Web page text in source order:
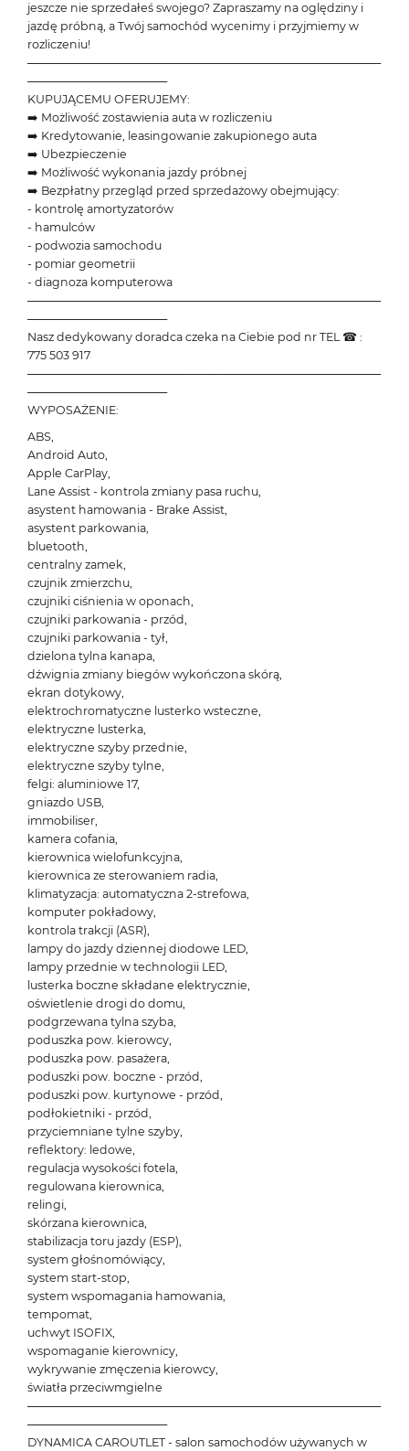
jeszcze nie sprzedałeś swojego? Zapraszamy na oględziny i
jazdę próbną, a Twój samochód wycenimy i przyjmiemy w
rozliczeniu!
───────────────────────────────────────────
─────────────────
KUPUJĄCEMU OFERUJEMY:
➡️ Możliwość zostawienia auta w rozliczeniu
➡️ Kredytowanie, leasingowanie zakupionego auta
➡️ Ubezpieczenie
➡️ Możliwość wykonania jazdy próbnej
➡️ Bezpłatny przegląd przed sprzedażowy obejmujący:
- kontrolę amortyzatorów
- hamulców
- podwozia samochodu
- pomiar geometrii
- diagnoza komputerowa
───────────────────────────────────────────
─────────────────
Nasz dedykowany doradca czeka na Ciebie pod nr TEL ☎ :
775 503 917
───────────────────────────────────────────
─────────────────
WYPOSAŻENIE:
ABS,
Android Auto,
Apple CarPlay,
Lane Assist - kontrola zmiany pasa ruchu,
asystent hamowania - Brake Assist,
asystent parkowania,
bluetooth,
centralny zamek,
czujnik zmierzchu,
czujniki ciśnienia w oponach,
czujniki parkowania - przód,
czujniki parkowania - tył,
dzielona tylna kanapa,
dźwignia zmiany biegów wykończona skórą,
ekran dotykowy,
elektrochromatyczne lusterko wsteczne,
elektryczne lusterka,
elektryczne szyby przednie,
elektryczne szyby tylne,
felgi: aluminiowe 17,
gniazdo USB,
immobiliser,
kamera cofania,
kierownica wielofunkcyjna,
kierownica ze sterowaniem radia,
klimatyzacja: automatyczna 2-strefowa,
komputer pokładowy,
kontrola trakcji (ASR),
lampy do jazdy dziennej diodowe LED,
lampy przednie w technologii LED,
lusterka boczne składane elektrycznie,
oświetlenie drogi do domu,
podgrzewana tylna szyba,
poduszka pow. kierowcy,
poduszka pow. pasażera,
poduszki pow. boczne - przód,
poduszki pow. kurtynowe - przód,
podłokietniki - przód,
przyciemniane tylne szyby,
reflektory: ledowe,
regulacja wysokości fotela,
regulowana kierownica,
relingi,
skórzana kierownica,
stabilizacja toru jazdy (ESP),
system głośnomówiący,
system start-stop,
system wspomagania hamowania,
tempomat,
uchwyt ISOFIX,
wspomaganie kierownicy,
wykrywanie zmęczenia kierowcy,
światła przeciwmgielne
───────────────────────────────────────────
─────────────────
DYNAMICA CAROUTLET - salon samochodów używanych w